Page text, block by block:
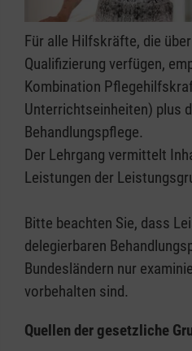
Für alle Hilfskräfte, die
Qualifizierung verfügen,
Kombination
Unterrichtseinheiten) plus
Behandlungspflege.
Der Lehrgang vermittelt
Leistungen der
Bitte beachten Sie, dass
delegierbaren
Bundesländern nur
vorbehalten sind.
Quellen der gesetzliche